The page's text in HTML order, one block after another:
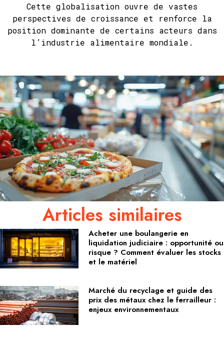
Cette globalisation ouvre de vastes
perspectives de croissance et renforce la
position dominante de certains acteurs dans
l’industrie alimentaire mondiale.
Articles similaires
Acheter une boulangerie en
liquidation judiciaire : opportunité ou
risque ? Comment évaluer les stocks
et le matériel
Marché du recyclage et guide des
prix des métaux chez le ferrailleur :
enjeux environnementaux